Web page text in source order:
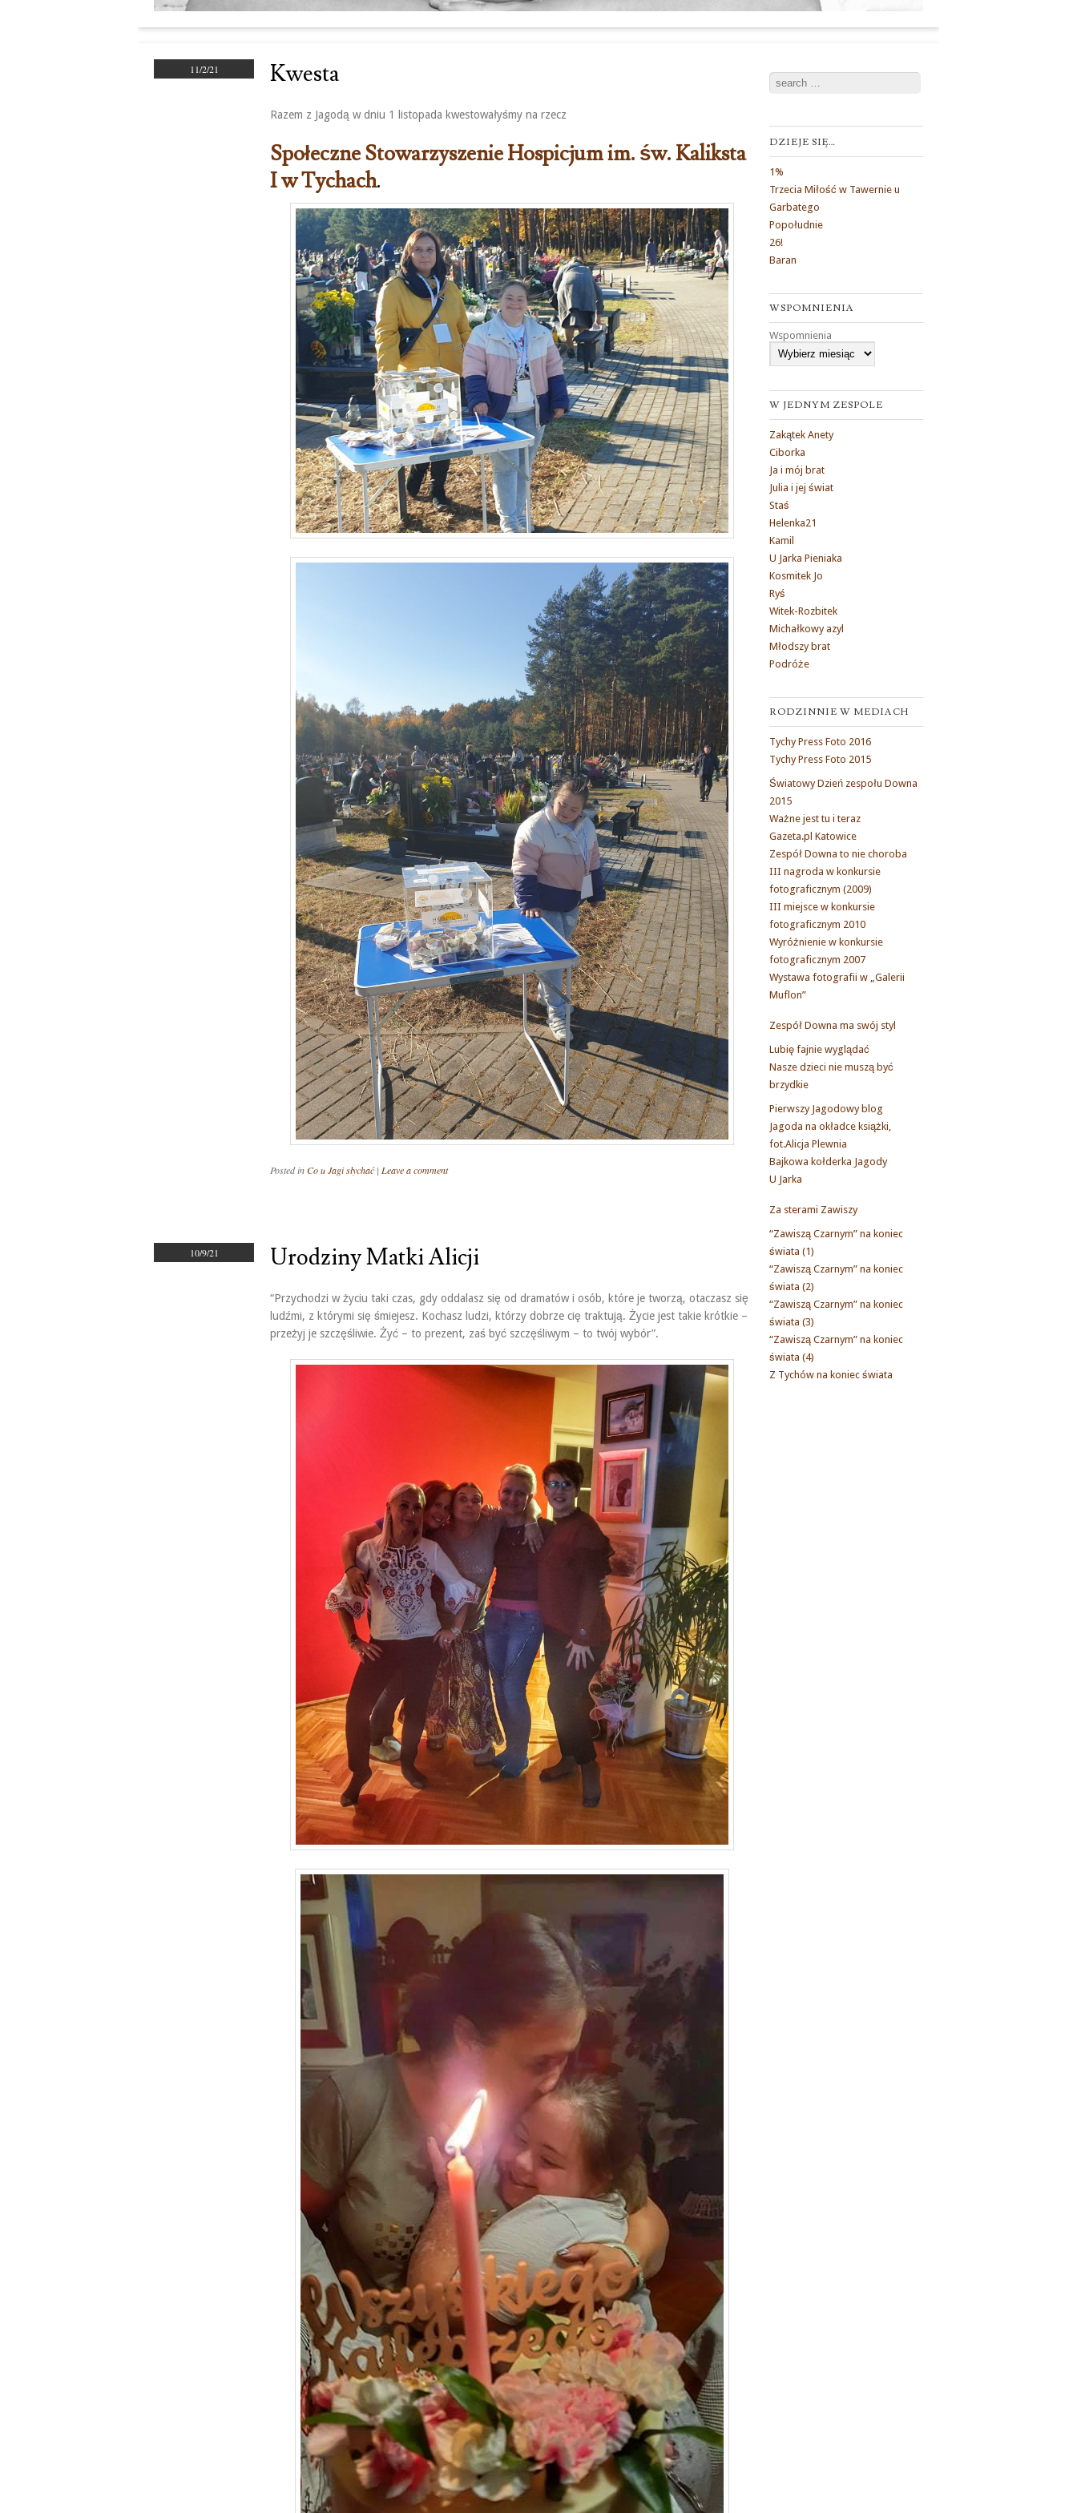
11/2/21 Kwesta
Razem z Jagodą w dniu 1 listopada kwestowałyśmy na rzecz
Społeczne Stowarzyszenie Hospicjum im. św. Kaliksta
I w Tychach.
Posted inCo u Jagi słychać | Leave a comment
10/9/21 Urodziny Matki Alicji
“Przychodzi w życiu taki czas, gdy oddalasz się od dramatów i osób, które je tworzą, otaczasz się
ludźmi, z którymi się śmiejesz. Kochasz ludzi, którzy dobrze cię traktują. Życie jest takie krótkie –
przeżyj je szczęśliwie. Żyć – to prezent, zaś być szczęśliwym – to twój wybór”.
Search
DZIEJE SIĘ…
1%
Trzecia Miłość w Tawernie u
Garbatego
Popołudnie
26!
Baran
WSPOMNIENIA
Wspomnienia
W JEDNYM ZESPOLE
Zakątek Anety
Ciborka
Ja i mój brat
Julia i jej świat
Staś
Helenka21
Kamil
U Jarka Pieniaka
Kosmitek Jo
Ryś
Witek-Rozbitek
Michałkowy azyl
Młodszy brat
Podróże
RODZINNIE W MEDIACH
Tychy Press Foto 2016
Tychy Press Foto 2015
Światowy Dzień zespołu Downa
2015
Ważne jest tu i teraz
Gazeta.pl Katowice
Zespół Downa to nie choroba
III nagroda w konkursie
fotograficznym (2009)
III miejsce w konkursie
fotograficznym 2010
Wyróżnienie w konkursie
fotograficznym 2007
Wystawa fotografii w „Galerii
Muflon”
Zespół Downa ma swój styl
Lubię fajnie wyglądać
Nasze dzieci nie muszą być
brzydkie
Pierwszy Jagodowy blog
Jagoda na okładce książki,
fot.Alicja Plewnia
Bajkowa kołderka Jagody
U Jarka
Za sterami Zawiszy
“Zawiszą Czarnym” na koniec
świata (1)
“Zawiszą Czarnym” na koniec
świata (2)
“Zawiszą Czarnym” na koniec
świata (3)
“Zawiszą Czarnym” na koniec
świata (4)
Z Tychów na koniec świata